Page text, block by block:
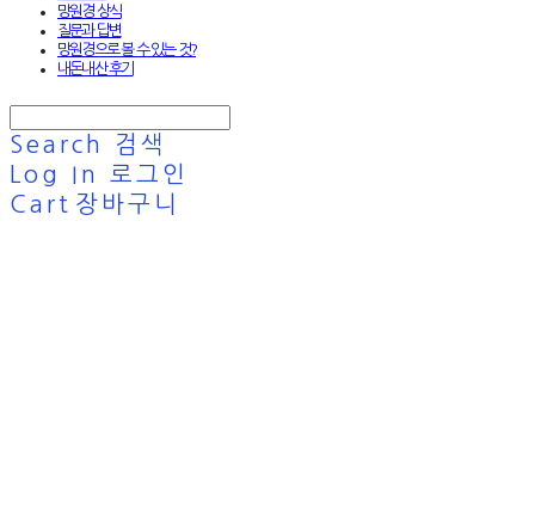
망원경 상식
질문과 답변
망원경으로 볼 수 있는 것?
내돈내산 후기
Search
검색
Log In
로그인
Cart 장바구니